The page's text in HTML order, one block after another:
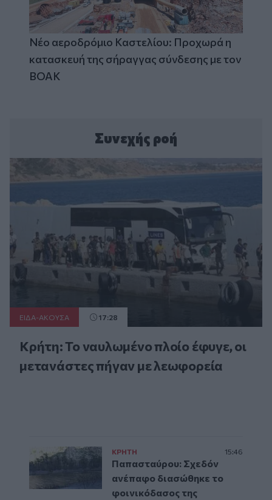
Νέο αεροδρόμιο Καστελίου: Προχωρά η
κατασκευή της σήραγγας σύνδεσης με τον
ΒΟΑΚ
Συνεχής ροή
ΕΙΔΑ-ΑΚΟΥΣΑ 17:28
Κρήτη: Το ναυλωμένο πλοίο έφυγε, οι
μετανάστες πήγαν με λεωφορεία
ΚΡΗΤΗ 15:46
Παπασταύρου: Σχεδόν
ανέπαφο διασώθηκε το
φοινικόδασος της